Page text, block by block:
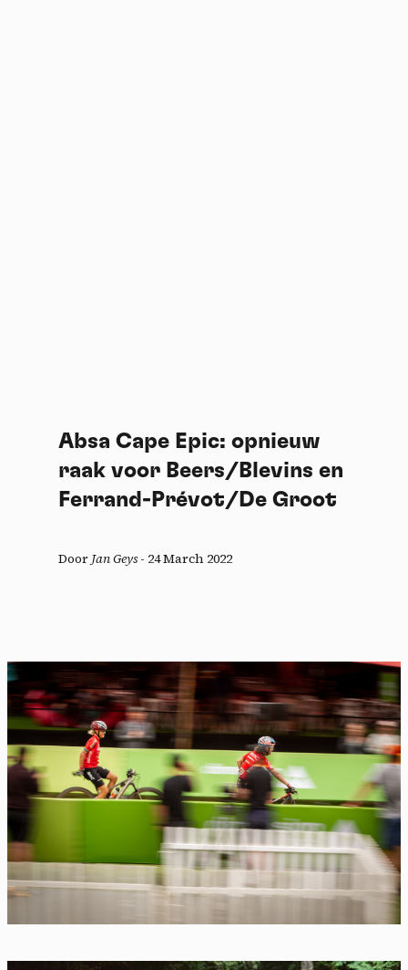
Absa Cape Epic: opnieuw
raak voor Beers/Blevins en
Ferrand-Prévot/De Groot
Door Jan Geys- 24 March 2022